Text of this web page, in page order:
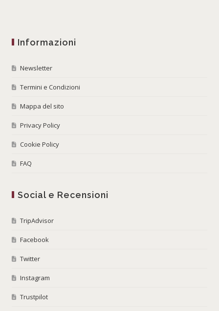
Informazioni
Newsletter
Termini e Condizioni
Mappa del sito
Privacy Policy
Cookie Policy
FAQ
Social e Recensioni
TripAdvisor
Facebook
Twitter
Instagram
Trustpilot